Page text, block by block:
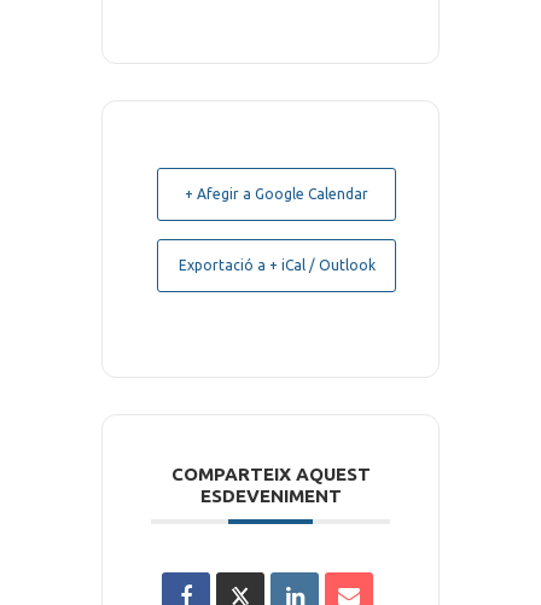
+ Afegir a Google Calendar
Exportació a + iCal / Outlook
COMPARTEIX AQUEST
ESDEVENIMENT